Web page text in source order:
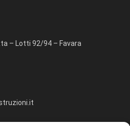
– Lotti 92/94 – Favara